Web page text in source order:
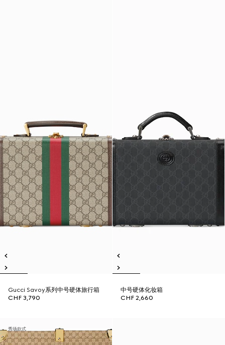
Gucci Savoy系列中号硬体旅行箱
CHF 3,790
中号硬体化妆箱
CHF 2,660
秀场款式